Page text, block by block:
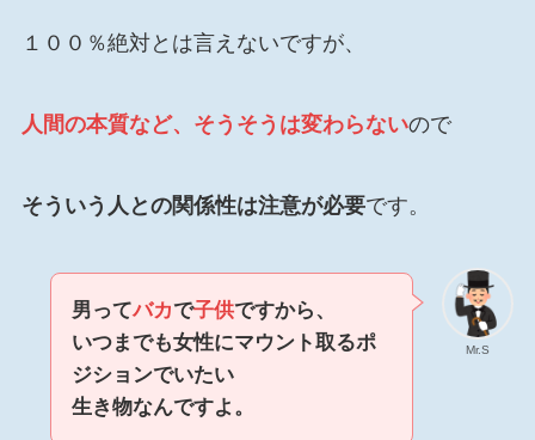
１００％絶対とは言えないですが、
人間の本質など、そうそうは変わらないので
そういう人との関係性は注意が必要です。
Mr.S
男ってバカで子供ですから、
いつまでも女性にマウント取るポ
ジションでいたい
生き物なんですよ。